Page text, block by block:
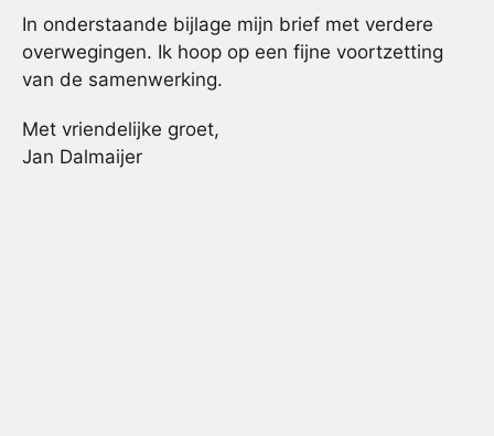
In onderstaande bijlage mijn brief met verdere
overwegingen. Ik hoop op een fijne voortzetting
van de samenwerking.
Met vriendelijke groet,
Jan Dalmaijer